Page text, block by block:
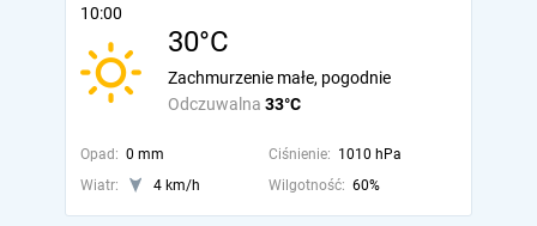
10:00
30°C
Odczuwalna 33°C
Zachmurzenie małe, pogodnie
Opad: 0 mm Ciśnienie: 1010 hPa
Wiatr:
4 km/h Wilgotność: 60%